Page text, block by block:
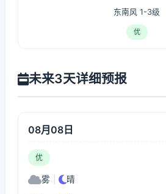
东南风 1-3级
优
未来3天详细预报
08月08日
优
雾 晴